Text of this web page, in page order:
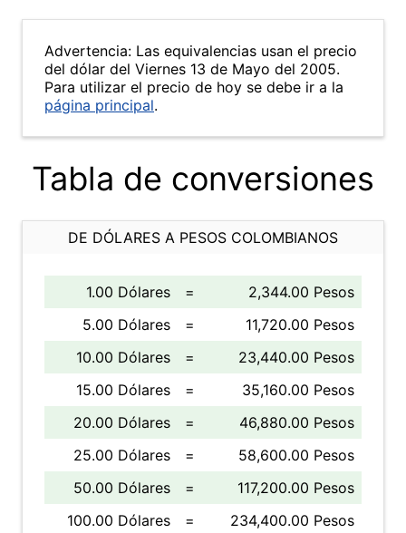
Advertencia: Las equivalencias usan el precio
del dólar del Viernes 13 de Mayo del 2005.
Para utilizar el precio de hoy se debe ir a la
página principal.
Tabla de conversiones
DE DÓLARES A PESOS COLOMBIANOS
1.00 Dólares =
2,344.00 Pesos
5.00 Dólares
=
11,720.00 Pesos
10.00 Dólares
=
23,440.00 Pesos
15.00 Dólares
=
35,160.00 Pesos
20.00 Dólares
=
46,880.00 Pesos
25.00 Dólares
=
58,600.00 Pesos
50.00 Dólares
=
117,200.00 Pesos
100.00 Dólares
=
234,400.00 Pesos